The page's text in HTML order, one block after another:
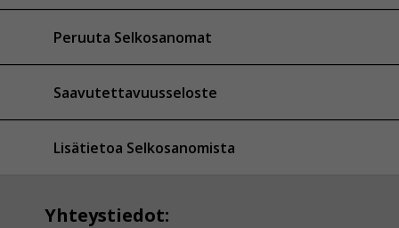
Peruuta Selkosanomat
Saavutettavuusseloste
Lisätietoa Selkosanomista
Yhteystiedot: